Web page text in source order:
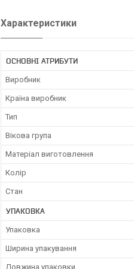
Характеристики
ОСНОВНІ АТРИБУТИ
Виробник
Країна виробник
Тип
Вікова група
Матеріал виготовлення
Колір
Стан
УПАКОВКА
Упаковка
Ширина упакування
Довжина упаковки